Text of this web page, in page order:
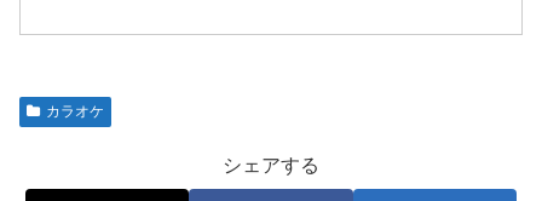
カラオケ
シェアする